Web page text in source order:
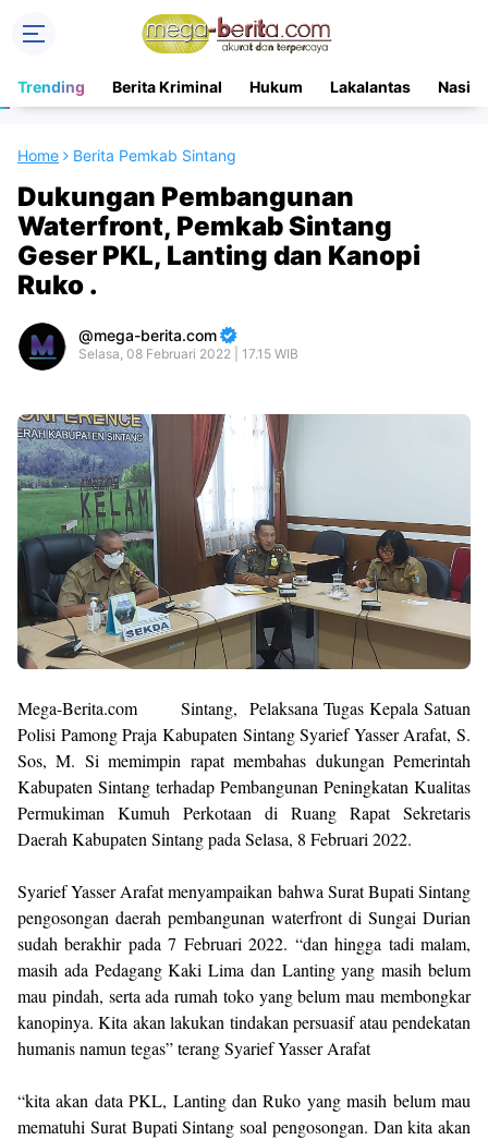
Trending Berita Kriminal Hukum Lakalantas
Home Berita Pemkab Sintang
Dukungan Pembangunan
Waterfront, Pemkab Sintang
Geser PKL, Lanting dan Kanopi
Ruko .
mega-berita.com
Selasa, 08 Februari 2022 | 17.15 WIB
Mega-Berita.com Sintang, Pelaksana Tugas Kepala Satuan
Polisi Pamong Praja Kabupaten Sintang Syarief Yasser Arafat, S.
Sos, M. Si memimpin rapat membahas dukungan Pemerintah
Kabupaten Sintang terhadap Pembangunan Peningkatan Kualitas
Permukiman Kumuh Perkotaan di Ruang Rapat Sekretaris
Daerah Kabupaten Sintang pada Selasa, 8 Februari 2022.
Syarief Yasser Arafat menyampaikan bahwa Surat Bupati Sintang
pengosongan daerah pembangunan waterfront di Sungai Durian
sudah berakhir pada 7 Februari 2022. “dan hingga tadi malam,
masih ada Pedagang Kaki Lima dan Lanting yang masih belum
mau pindah, serta ada rumah toko yang belum mau membongkar
kanopinya. Kita akan lakukan tindakan persuasif atau pendekatan
humanis namun tegas” terang Syarief Yasser Arafat
“kita akan data PKL, Lanting dan Ruko yang masih belum mau
mematuhi Surat Bupati Sintang soal pengosongan. Dan kita akan